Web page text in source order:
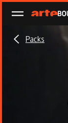
Ouvrir le menu
Packs